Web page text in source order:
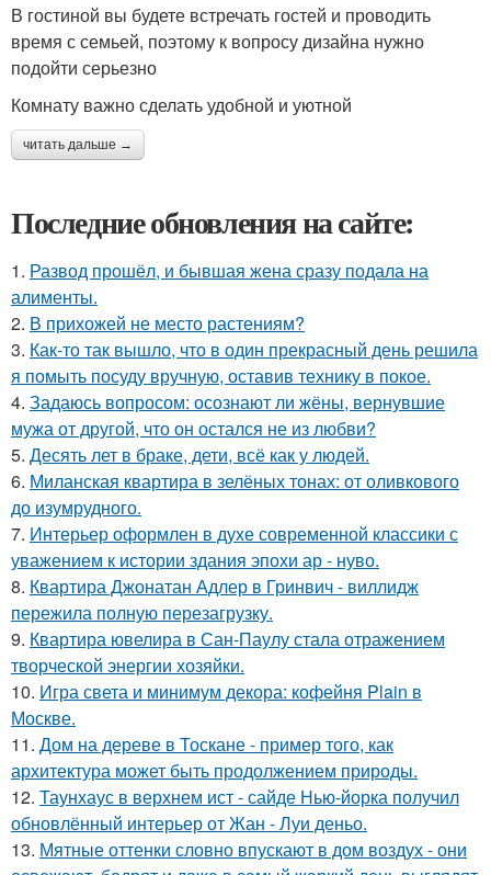
В гостиной вы будете встречать гостей и проводить
время с семьей, поэтому к вопросу дизайна нужно
подойти серьезно
Комнату важно сделать удобной и уютной
читать дальше →
Последние обновления на сайте:
1. Развод прошёл, и бывшая жена сразу подала на
алименты.
2. В прихожей не место растениям?
3. Как-то так вышло, что в один прекрасный день решила
я помыть посуду вручную, оставив технику в покое.
4. Задаюсь вопросом: осознают ли жёны, вернувшие
мужа от другой, что он остался не из любви?
5. Десять лет в браке, дети, всё как у людей.
6. Миланская квартира в зелёных тонах: от оливкового
до изумрудного.
7. Интерьер оформлен в духе современной классики с
уважением к истории здания эпохи ар - нуво.
8. Квартира Джонатан Адлер в Гринвич - виллидж
пережила полную перезагрузку.
9. Квартира ювелира в Сан-Паулу стала отражением
творческой энергии хозяйки.
10. Игра света и минимум декора: кофейня Plain в
Москве.
11. Дом на дереве в Тоскане - пример того, как
архитектура может быть продолжением природы.
12. Таунхаус в верхнем ист - сайде Нью-йорка получил
обновлённый интерьер от Жан - Луи деньо.
13. Мятные оттенки словно впускают в дом воздух - они